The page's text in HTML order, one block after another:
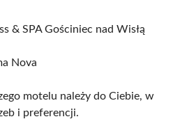
& SPA Gościniec nad Wisłą
Nova
motelu należy do Ciebie, w
i preferencji.